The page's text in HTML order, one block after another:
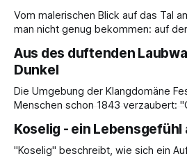
Vom malerischen Blick auf das Tal
man nicht genug bekommen: auf
auf zwei Bänken wunderbar
einem Getränk den Blick auf den
Aus des duftenden
Dunkel
Die Umgebung der Klangdomäne
Menschen schon 1843 verzaubert: "Ganz anders, doch
Bastionen und Schießscharten aller
Befestigung, welche die Anwendung
Koselig - ein
"Koselig" beschreibt, wie sich ein